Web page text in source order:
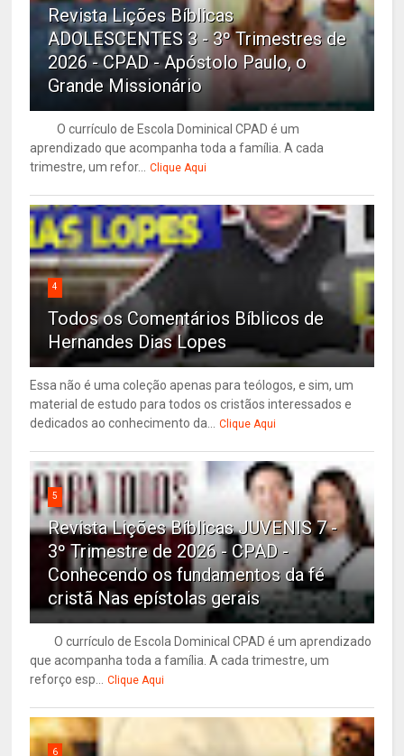
Revista Lições Bíblicas
ADOLESCENTES 3 - 3º Trimestres de
2026 - CPAD - Apóstolo Paulo, o
Grande Missionário
O currículo de Escola Dominical CPAD é um
aprendizado que acompanha toda a família. A cada
trimestre, um refor... Clique Aqui
4
Todos os Comentários Bíblicos de
Hernandes Dias Lopes
Essa não é uma coleção apenas para teólogos, e sim, um
material de estudo para todos os cristãos interessados e
dedicados ao conhecimento da... Clique Aqui
5
Revista Lições Bíblicas JUVENIS 7 -
3º Trimestre de 2026 - CPAD -
Conhecendo os fundamentos da fé
cristã Nas epístolas gerais
O currículo de Escola Dominical CPAD é um aprendizado
que acompanha toda a família. A cada trimestre, um
reforço esp... Clique Aqui
6